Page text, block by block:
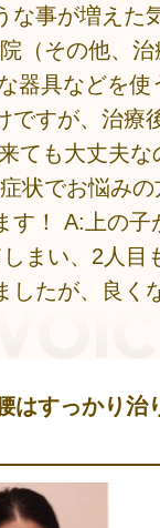
な事が増えた
（その他、治
器具などを使
ですが、治療
ても大丈夫な
状でお悩みの
す！ A:上の子
まい、2人目
したが、良く
はすっかり治